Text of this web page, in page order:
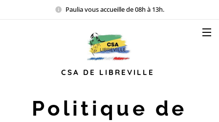
Paulia vous accueille de 08h à 13h.
CSA DE LIBREVILLE
Politique de